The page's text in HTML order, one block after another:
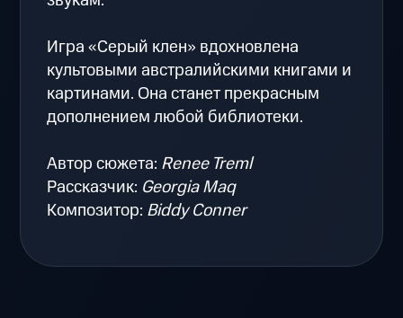
Игра «Серый клен» вдохновлена
культовыми австралийскими книгами и
картинами. Она станет прекрасным
дополнением любой библиотеки.
Автор сюжета: Renee Treml
Рассказчик: Georgia Maq
Композитор: Biddy Conner